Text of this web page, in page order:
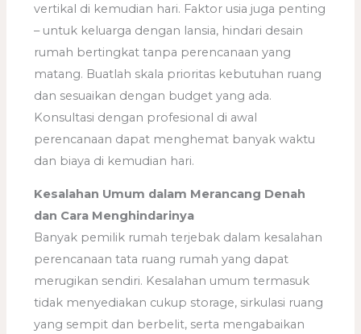
vertikal di kemudian hari. Faktor usia juga penting
– untuk keluarga dengan lansia, hindari desain
rumah bertingkat tanpa perencanaan yang
matang. Buatlah skala prioritas kebutuhan ruang
dan sesuaikan dengan budget yang ada.
Konsultasi dengan profesional di awal
perencanaan dapat menghemat banyak waktu
dan biaya di kemudian hari.
Kesalahan Umum dalam Merancang Denah
dan Cara Menghindarinya
Banyak pemilik rumah terjebak dalam kesalahan
perencanaan tata ruang rumah yang dapat
merugikan sendiri. Kesalahan umum termasuk
tidak menyediakan cukup storage, sirkulasi ruang
yang sempit dan berbelit, serta mengabaikan